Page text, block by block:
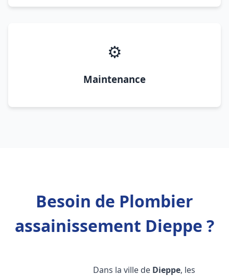
⚙️
Maintenance
Besoin de Plombier
assainissement Dieppe ?
Dans la ville de Dieppe, les